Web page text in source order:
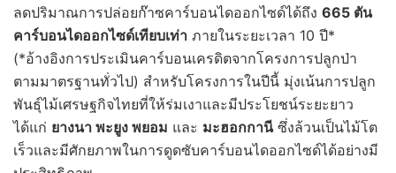
ลดปริมาณการปล่อยก๊าซคาร์บอนไดออกไซด์ได้ถึง 665 ตัน
คาร์บอนไดออกไซด์เทียบเท่า ภายในระยะเวลา 10 ปี*
(*อ้างอิงการประเมินคาร์บอนเครดิตจากโครงการปลูกป่า
ตามมาตรฐานทั่วไป) สำหรับโครงการในปีนี้ มุ่งเน้นการปลูก
พันธุ์ไม้เศรษฐกิจไทยที่ให้ร่มเงาและมีประโยชน์ระยะยาว
ได้แก่ ยางนา พะยูง พยอม และ มะฮอกกานีซึ่งล้วนเป็นไม้โต
เร็วและมีศักยภาพในการดูดซับคาร์บอนไดออกไซด์ได้อย่างมี